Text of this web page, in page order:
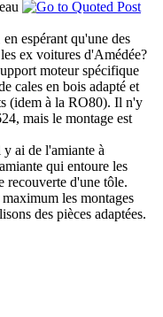
espérant qu'une des
ex voitures d'Amédée?
moteur spécifique
cales en bois adapté et
(idem à la RO80). Il n'y
mais le montage est
ai de l'amiante à
qui entoure les
recouverte d'une tôle.
les montages
des pièces adaptées.